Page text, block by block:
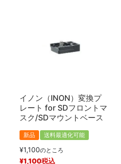
イノン（INON）変換プ
レート for SDフロントマ
スク/SDマウントベース
新品 送料最適化可能
¥1,100のところ
¥1,100税込